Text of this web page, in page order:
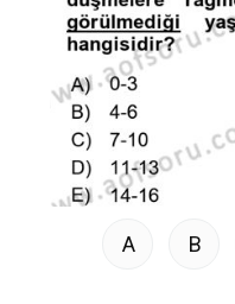
A B